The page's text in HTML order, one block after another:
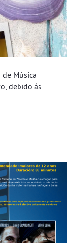
de Música
debido ás